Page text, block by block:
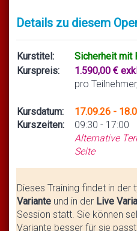
Details zu diesem
Kurstitel:
Sicherheit mit
Kurspreis:
1.590,00 €
pro
Kursdatum:
Kurszeiten:
17.09.26 -
09:30 - 17:00
Alternative
Seite
Dieses Training findet in der
Variante und in der Live
Session statt. Sie können
Variante besser für sie